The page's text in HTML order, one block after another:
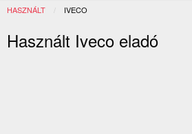
HASZNÁLT JELENLEGI:
IVECO
Használt Iveco eladó